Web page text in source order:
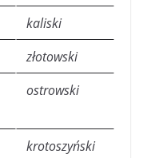
kaliski
złotowski
ostrowski
krotoszyński